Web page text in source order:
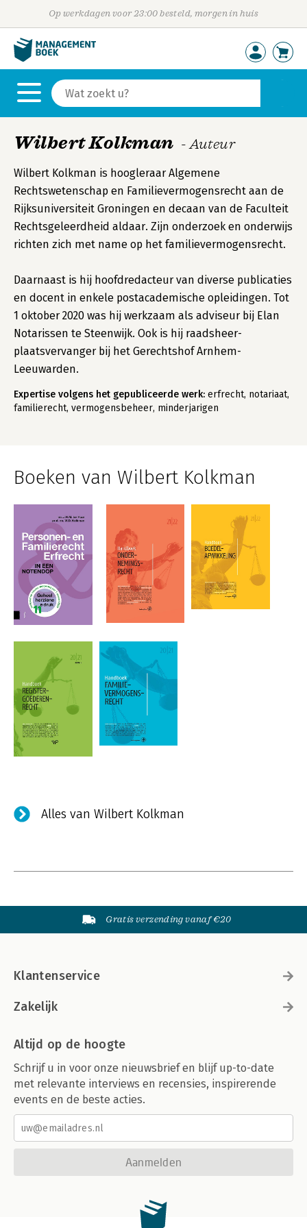
Op werkdagen voor 23:00 besteld, morgen in huis
Wilbert Kolkman - Auteur
Wilbert Kolkman is hoogleraar Algemene
Rechtswetenschap en Familievermogensrecht aan de
Rijksuniversiteit Groningen en decaan van de Faculteit
Rechtsgeleerdheid aldaar. Zijn onderzoek en onderwijs
richten zich met name op het familievermogensrecht.
Daarnaast is hij hoofdredacteur van diverse publicaties
en docent in enkele postacademische opleidingen. Tot
1 oktober 2020 was hij werkzaam als adviseur bij Elan
Notarissen te Steenwijk. Ook is hij raadsheer-
plaatsvervanger bij het Gerechtshof Arnhem-
Leeuwarden.
Expertise volgens het gepubliceerde werk: erfrecht, notariaat,
familierecht, vermogensbeheer, minderjarigen
Boeken van Wilbert Kolkman
Alles van Wilbert Kolkman
Gratis verzending vanaf €20
Klantenservice
Zakelijk
Altijd op de hoogte
Schrijf u in voor onze nieuwsbrief en blijf up-to-date
met relevante interviews en recensies, inspirerende
events en de beste acties.
Aanmelden